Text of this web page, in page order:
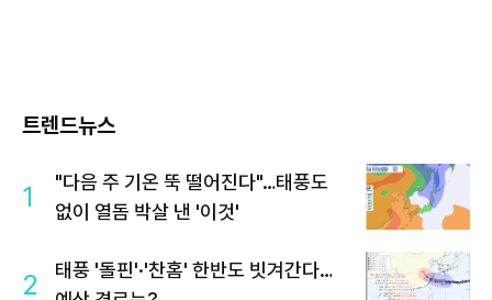
트렌드뉴스
1
"다음 주 기온 뚝 떨어진다"…태풍도
없이 열돔 박살 낸 '이것'
2
태풍 '돌핀'·'찬홈' 한반도 빗겨간다…